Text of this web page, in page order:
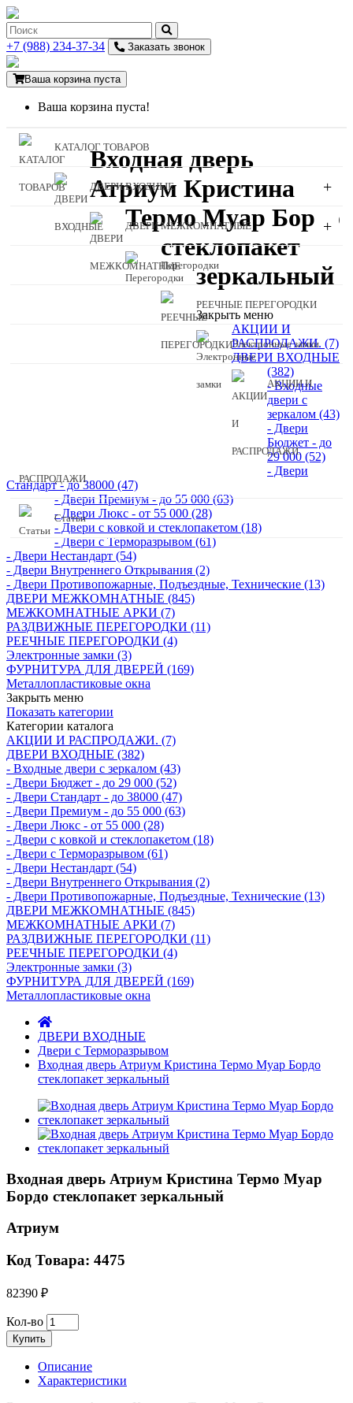
+7 (988) 234-37-34 Заказать звонок
Ваша корзина пуста
Ваша корзина пуста!
КАТАЛОГ ТОВАРОВ
+
ДВЕРИ ВХОДНЫЕ
+
ДВЕРИ МЕЖКОМНАТНЫЕ
Перегородки
РЕЕЧНЫЕ ПЕРЕГОРОДКИ
Электронные замки
АКЦИИ И
РАСПРОДАЖИ.
Статьи
Входная дверь
Атриум Кристина
Термо Муар Бордо
стеклопакет
зеркальный
Закрыть меню
АКЦИИ И
РАСПРОДАЖИ. (7)
ДВЕРИ ВХОДНЫЕ
(382)
- Входные
двери с
зеркалом (43)
- Двери
Бюджeт - до
29 000 (52)
- Двери
Стaндaрт - до 38000 (47)
- Двери Прeмиум - до 55 000 (63)
- Двери Люкс - от 55 000 (28)
- Двери с кoвкой и стеклопакетом (18)
- Двери с Терморазрывом (61)
- Двери Нecтaндaрт (54)
- Двери Внутреннего Открывания (2)
- Двери Противопожарные, Подъездные, Технические (13)
ДВЕРИ МЕЖКОМНАТНЫЕ (845)
МЕЖКОМНАТНЫЕ АРКИ (7)
РАЗДВИЖНЫЕ ПЕРЕГОРОДКИ (11)
РЕЕЧНЫЕ ПЕРЕГОРОДКИ (4)
Электронные замки (3)
ФУРНИТУРА ДЛЯ ДВЕРЕЙ (169)
Металлопластиковые окна
Закрыть меню
Показать категории
Категории каталога
АКЦИИ И РАСПРОДАЖИ. (7)
ДВЕРИ ВХОДНЫЕ (382)
- Входные двери с зеркалом (43)
- Двери Бюджeт - до 29 000 (52)
- Двери Стaндaрт - до 38000 (47)
- Двери Прeмиум - до 55 000 (63)
- Двери Люкс - от 55 000 (28)
- Двери с кoвкой и стеклопакетом (18)
- Двери с Терморазрывом (61)
- Двери Нecтaндaрт (54)
- Двери Внутреннего Открывания (2)
- Двери Противопожарные, Подъездные, Технические (13)
ДВЕРИ МЕЖКОМНАТНЫЕ (845)
МЕЖКОМНАТНЫЕ АРКИ (7)
РАЗДВИЖНЫЕ ПЕРЕГОРОДКИ (11)
РЕЕЧНЫЕ ПЕРЕГОРОДКИ (4)
Электронные замки (3)
ФУРНИТУРА ДЛЯ ДВЕРЕЙ (169)
Металлопластиковые окна
ДВЕРИ ВХОДНЫЕ
Двери с Терморазрывом
Входная дверь Атриум Кристина Термо Муар Бордо
стеклопакет зеркальный
Входная дверь Атриум Кристина Термо Муар
Бордо стеклопакет зеркальный
Атриум
Код Товара: 4475
82390 ₽
Кол-во
Купить
Описание
Характеристики